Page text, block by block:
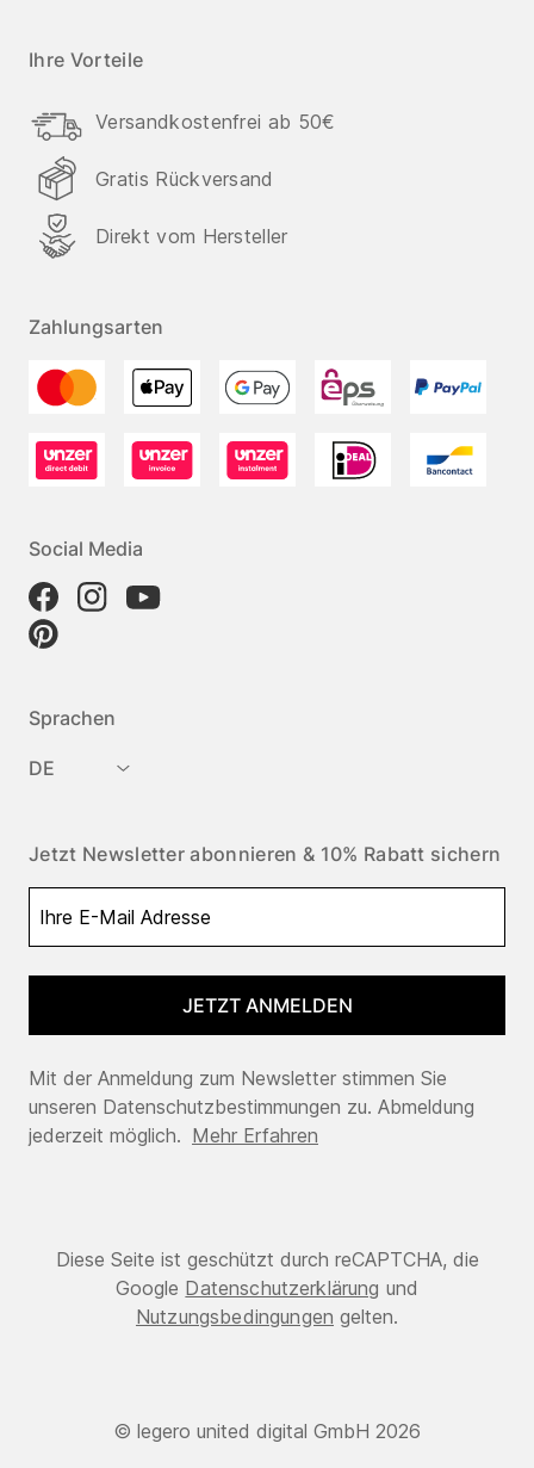
Ihre Vorteile
Versandkostenfrei ab 50€
Gratis Rückversand
Direkt vom Hersteller
Zahlungsarten
Social Media
Sprachen
DE
Jetzt Newsletter abonnieren & 10% Rabatt sichern
JETZT ANMELDEN
Mit der Anmeldung zum Newsletter stimmen Sie
unseren Datenschutzbestimmungen zu. Abmeldung
jederzeit möglich. Mehr Erfahren
© legero united digital GmbH 2026
Diese Seite ist geschützt durch reCAPTCHA, die
Google Datenschutzerklärung und
Nutzungsbedingungen gelten.